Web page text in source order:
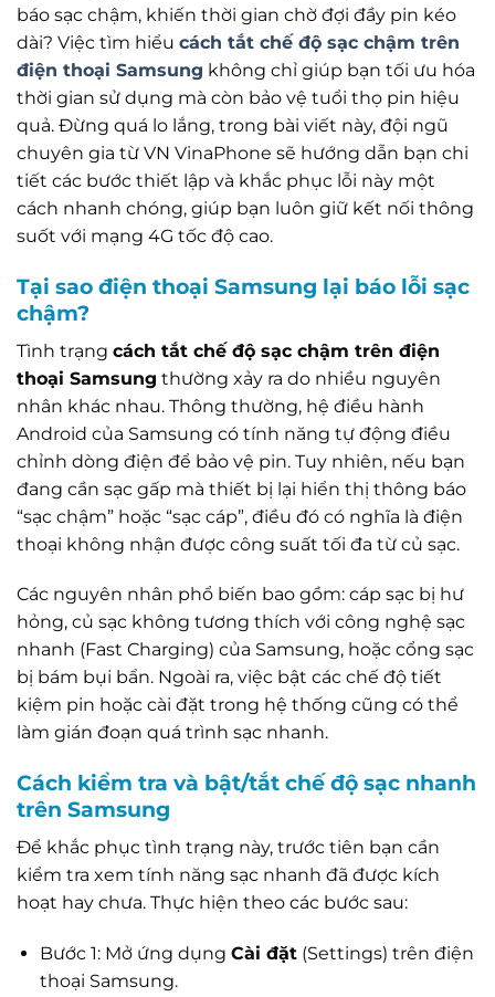
báo sạc chậm, khiến thời gian chờ đợi đầy pin kéo
dài? Việc tìm hiểu cách tắt chế độ sạc chậm trên
điện thoại Samsung không chỉ giúp bạn tối ưu hóa
thời gian sử dụng mà còn bảo vệ tuổi thọ pin hiệu
quả. Đừng quá lo lắng, trong bài viết này, đội ngũ
chuyên gia từ VN VinaPhone sẽ hướng dẫn bạn chi
tiết các bước thiết lập và khắc phục lỗi này một
cách nhanh chóng, giúp bạn luôn giữ kết nối thông
suốt với mạng 4G tốc độ cao.
Tại sao điện thoại Samsung lại báo lỗi sạc
chậm?
Tình trạng cách tắt chế độ sạc chậm trên điện
thoại Samsung thường xảy ra do nhiều nguyên
nhân khác nhau. Thông thường, hệ điều hành
Android của Samsung có tính năng tự động điều
chỉnh dòng điện để bảo vệ pin. Tuy nhiên, nếu bạn
đang cần sạc gấp mà thiết bị lại hiển thị thông báo
“sạc chậm” hoặc “sạc cáp”, điều đó có nghĩa là điện
thoại không nhận được công suất tối đa từ củ sạc.
Các nguyên nhân phổ biến bao gồm: cáp sạc bị hư
hỏng, củ sạc không tương thích với công nghệ sạc
nhanh (Fast Charging) của Samsung, hoặc cổng sạc
bị bám bụi bẩn. Ngoài ra, việc bật các chế độ tiết
kiệm pin hoặc cài đặt trong hệ thống cũng có thể
làm gián đoạn quá trình sạc nhanh.
Cách kiểm tra và bật/tắt chế độ sạc nhanh
trên Samsung
Để khắc phục tình trạng này, trước tiên bạn cần
kiểm tra xem tính năng sạc nhanh đã được kích
hoạt hay chưa. Thực hiện theo các bước sau:
Bước 1: Mở ứng dụng Cài đặt(Settings) trên điện
thoại Samsung.